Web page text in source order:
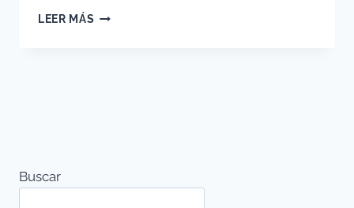
LEER MÁS VACACIONES:
Buscar